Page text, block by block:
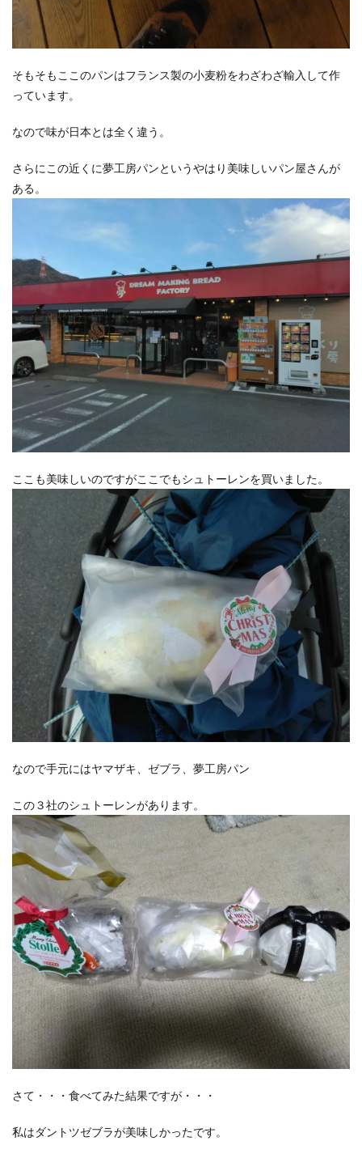
そもそもここのパンはフランス製の小麦粉をわざわざ輸入して作
っています。
なので味が日本とは全く違う。
さらにこの近くに夢工房パンというやはり美味しいパン屋さんが
ある。
ここも美味しいのですがここでもシュトーレンを買いました。
なので手元にはヤマザキ、ゼブラ、夢工房パン
この３社のシュトーレンがあります。
さて・・・食べてみた結果ですが・・・
私はダントツゼブラが美味しかったです。